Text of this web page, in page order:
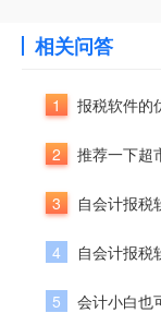
相关问答
1 报税软件的
2 推荐一下超
3 自会计报税
4 自会计报税
5 会计小白也